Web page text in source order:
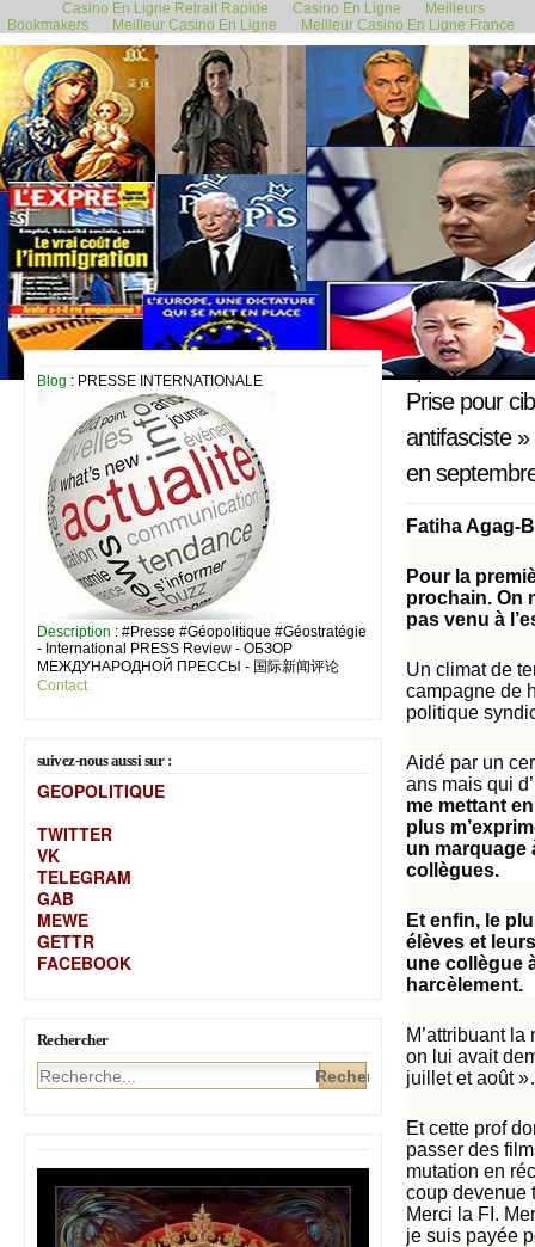
Casino En Ligne Retrait Rapide Casino En Ligne
Meilleurs
Bookmakers
Meilleur Casino En Ligne Meilleur Casino En Ligne France
Blog : PRESSE INTERNATIONALE
Description : #Presse #Géopolitique #Géostratégie
- International PRESS Review - ОБЗОР
МЕЖДУНАРОДНОЙ ПРЕССЫ - 国际新闻评论
Contact
suivez-nous aussi sur :
GEOPOLITIQUE
TWITTER
VK
TELEGRAM
GAB
MEWE
GETTR
FACEBOOK
Rechercher
8 juillet 2021
Prise pour
antifasciste
en
Fatiha Agag-
Pour la
prochain. On
pas venu à
Un climat de
campagne de
politique
Aidé par un
ans mais qui
me mettant
plus
un marquage
collègues.
Et enfin, le
élèves et
une collègue
harcèlement.
M’attribuant
on lui avait
juillet et août
Et cette prof
passer des
mutation en
coup devenue
Merci la FI.
je suis payée